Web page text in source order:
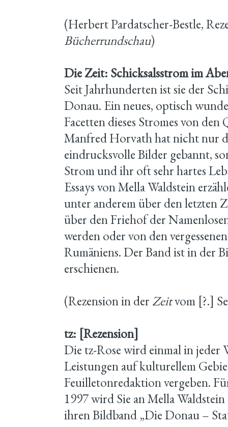
(Herbert Pardatscher-Bestle,
Bücherrundschau)
Die Zeit: Schicksalsstrom im
Seit Jahrhunderten ist sie der
Donau. Ein neues, optisch
Facetten dieses Stromes von
Manfred Horvath hat nicht nur
eindrucksvolle Bilder gebannt,
Strom und ihr oft sehr hartes
Essays von Mella Waldstein
unter anderem über den letzten
über den Friehof der
werden oder von den
Rumäniens. Der Band ist in der
erschienen.
(Rezension in der Zeitvom [?.]
tz: [Rezension]
Die tz-Rose wird einmal in jeder
Leistungen auf kulturellem
Feuilletonredaktion vergeben.
1997 wird Sie an Mella
ihren Bildband „Die Donau –